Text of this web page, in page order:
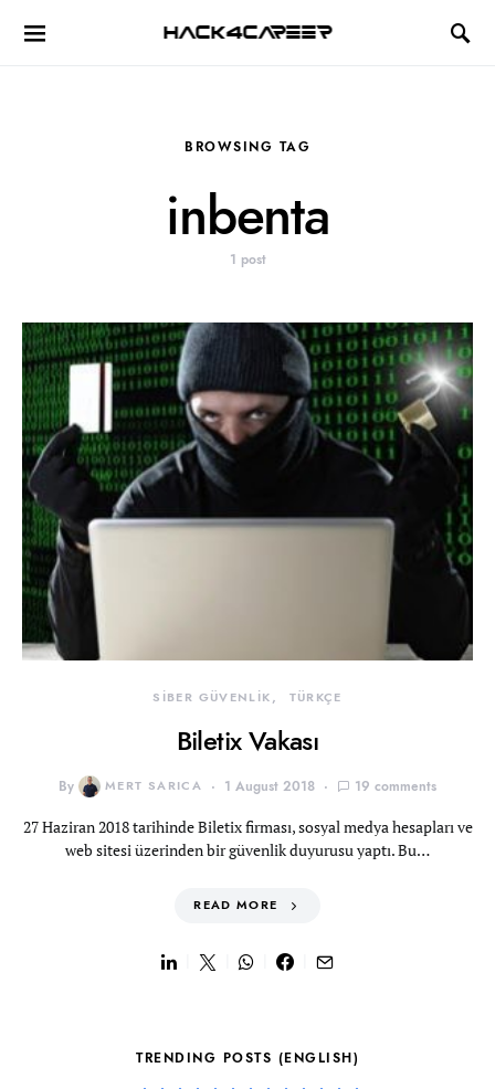
Hack4Career
BROWSING TAG
inbenta
1 post
SİBER GÜVENLİK TÜRKÇE
Biletix Vakası
By MERT SARICA 1 August 2018 19 comments
27 Haziran 2018 tarihinde Biletix firması, sosyal medya hesapları ve
web sitesi üzerinden bir güvenlik duyurusu yaptı. Bu…
READ MORE
TRENDING POSTS (ENGLISH)